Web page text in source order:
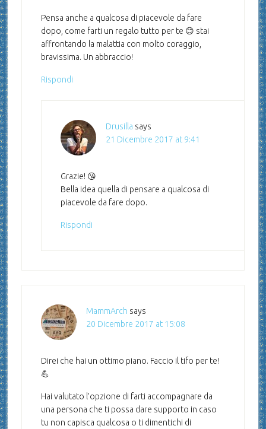
Pensa anche a qualcosa di piacevole da fare
dopo, come farti un regalo tutto per te 😊 stai
affrontando la malattia con molto coraggio,
bravissima. Un abbraccio!
Rispondi
Drusilla says
21 Dicembre 2017 at 9:41
Grazie! 😘
Bella idea quella di pensare a qualcosa di
piacevole da fare dopo.
Rispondi
MammArch says
20 Dicembre 2017 at 15:08
Direi che hai un ottimo piano. Faccio il tifo per te!
💪
Hai valutato l’opzione di farti accompagnare da
una persona che ti possa dare supporto in caso
tu non capisca qualcosa o ti dimentichi di